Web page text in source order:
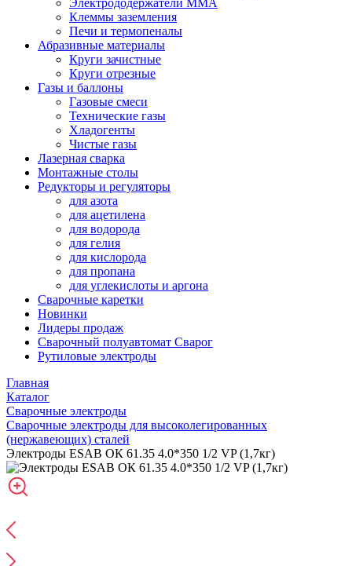
Электрододержатели MMA
Клеммы заземления
Печи и термопеналы
Абразивные материалы
Круги зачистные
Круги отрезные
Газы и баллоны
Газовые смеси
Технические газы
Хладогенты
Чистые газы
Лазерная сварка
Монтажные столы
Редукторы и регуляторы
для азота
для ацетилена
для водорода
для гелия
для кислорода
для пропана
для углекислоты и аргона
Сварочные каретки
Новинки
Лидеры продаж
Сварочный полуавтомат Сварог
Рутиловые электроды
Главная
Каталог
Сварочные электроды
Сварочные электроды для высоколегированных
(нержавеющих) сталей
Электроды ESAB ОК 61.35 4.0*350 1/2 VP (1,7кг)